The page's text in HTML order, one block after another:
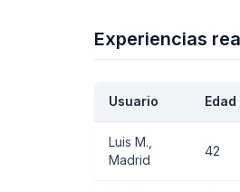
Experiencias
Usuario Edad
Luis M.,
Madrid
42